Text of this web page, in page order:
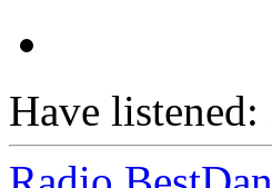
Have listened: